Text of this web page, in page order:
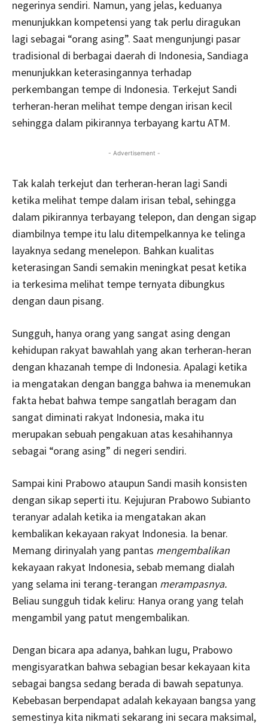
negerinya sendiri. Namun, yang jelas, keduanya
menunjukkan kompetensi yang tak perlu diragukan
lagi sebagai “orang asing”. Saat mengunjungi pasar
tradisional di berbagai daerah di Indonesia, Sandiaga
menunjukkan keterasingannya terhadap
perkembangan tempe di Indonesia. Terkejut Sandi
terheran-heran melihat tempe dengan irisan kecil
sehingga dalam pikirannya terbayang kartu ATM.
- Advertisement -
Tak kalah terkejut dan terheran-heran lagi Sandi
ketika melihat tempe dalam irisan tebal, sehingga
dalam pikirannya terbayang telepon, dan dengan sigap
diambilnya tempe itu lalu ditempelkannya ke telinga
layaknya sedang menelepon. Bahkan kualitas
keterasingan Sandi semakin meningkat pesat ketika
ia terkesima melihat tempe ternyata dibungkus
dengan daun pisang.
Sungguh, hanya orang yang sangat asing dengan
kehidupan rakyat bawahlah yang akan terheran-heran
dengan khazanah tempe di Indonesia. Apalagi ketika
ia mengatakan dengan bangga bahwa ia menemukan
fakta hebat bahwa tempe sangatlah beragam dan
sangat diminati rakyat Indonesia, maka itu
merupakan sebuah pengakuan atas kesahihannya
sebagai “orang asing” di negeri sendiri.
Sampai kini Prabowo ataupun Sandi masih konsisten
dengan sikap seperti itu. Kejujuran Prabowo Subianto
teranyar adalah ketika ia mengatakan akan
kembalikan kekayaan rakyat Indonesia. Ia benar.
Memang dirinyalah yang pantas mengembalikan
kekayaan rakyat Indonesia, sebab memang dialah
yang selama ini terang-terangan merampasnya.
Beliau sungguh tidak keliru: Hanya orang yang telah
mengambil yang patut mengembalikan.
Dengan bicara apa adanya, bahkan lugu, Prabowo
mengisyaratkan bahwa sebagian besar kekayaan kita
sebagai bangsa sedang berada di bawah sepatunya.
Kebebasan berpendapat adalah kekayaan bangsa yang
semestinya kita nikmati sekarang ini secara maksimal,